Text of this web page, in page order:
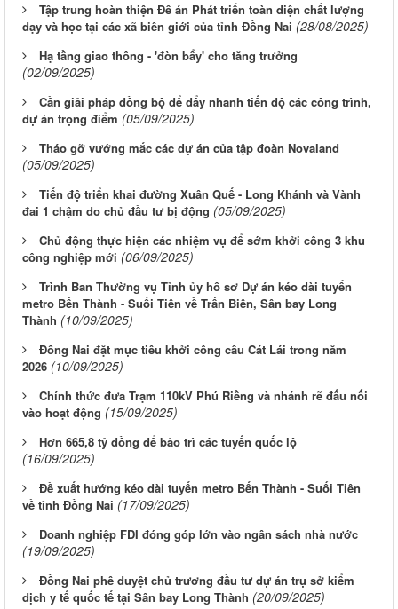
Tập trung hoàn thiện Đề án Phát triển toàn diện chất lượng
dạy và học tại các xã biên giới của tỉnh Đồng Nai (28/08/2025)
Hạ tầng giao thông - 'đòn bẩy' cho tăng trưởng
(02/09/2025)
Cần giải pháp đồng bộ để đẩy nhanh tiến độ các công trình,
dự án trọng điểm (05/09/2025)
Tháo gỡ vướng mắc các dự án của tập đoàn Novaland
(05/09/2025)
Tiến độ triển khai đường Xuân Quế - Long Khánh và Vành
đai 1 chậm do chủ đầu tư bị động (05/09/2025)
Chủ động thực hiện các nhiệm vụ để sớm khởi công 3 khu
công nghiệp mới (06/09/2025)
Trình Ban Thường vụ Tỉnh ủy hồ sơ Dự án kéo dài tuyến
metro Bến Thành - Suối Tiên về Trấn Biên, Sân bay Long
Thành (10/09/2025)
Đồng Nai đặt mục tiêu khởi công cầu Cát Lái trong năm
2026 (10/09/2025)
Chính thức đưa Trạm 110kV Phú Riềng và nhánh rẽ đấu nối
vào hoạt động (15/09/2025)
Hơn 665,8 tỷ đồng để bảo trì các tuyến quốc lộ
(16/09/2025)
Đề xuất hướng kéo dài tuyến metro Bến Thành - Suối Tiên
về tỉnh Đồng Nai (17/09/2025)
Doanh nghiệp FDI đóng góp lớn vào ngân sách nhà nước
(19/09/2025)
Đồng Nai phê duyệt chủ trương đầu tư dự án trụ sở kiểm
dịch y tế quốc tế tại Sân bay Long Thành (20/09/2025)